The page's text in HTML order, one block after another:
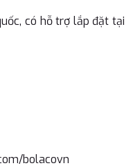
có hỗ trợ lắp đặt tại
bolacovn